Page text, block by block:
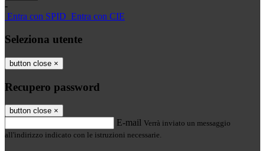
-
Entra con SPID Entra con CIE
Seleziona utente
button close ×
Recupero password
button close ×
E-mail Verrà inviato un messaggio
all'indirizzo indicato con le istruzioni necessarie.